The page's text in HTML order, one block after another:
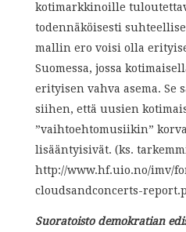
kotimarkkinoille
todennäköisesti
mallin ero voisi olla
Suomessa, jossa
erityisen vahva asema. Se
siihen, että uusien
”vaihtoehtomusiikin”
lisääntyisivät. (ks.
http://www.hf.uio.no/imv/
cloudsandconcerts-
Suoratoisto demokratian